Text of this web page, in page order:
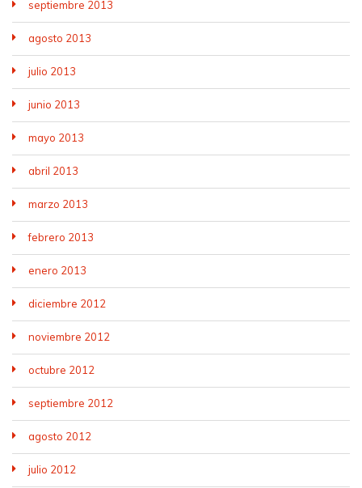
septiembre 2013
agosto 2013
julio 2013
junio 2013
mayo 2013
abril 2013
marzo 2013
febrero 2013
enero 2013
diciembre 2012
noviembre 2012
octubre 2012
septiembre 2012
agosto 2012
julio 2012